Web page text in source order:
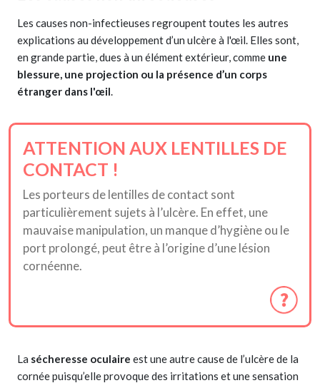
Les causes non-infectieuses regroupent toutes les autres
explications au développement d’un ulcère à l'œil. Elles sont,
en grande partie, dues à un élément extérieur, comme une
blessure, une projection ou la présence d’un corps
étranger dans l'œil.
ATTENTION AUX LENTILLES DE
CONTACT !
Les porteurs de lentilles de contact sont
particulièrement sujets à l’ulcère. En effet, une
mauvaise manipulation, un manque d’hygiène ou le
port prolongé, peut être à l’origine d’une lésion
cornéenne.
La sécheresse oculaire est une autre cause de l’ulcère de la
cornée puisqu’elle provoque des irritations et une sensation